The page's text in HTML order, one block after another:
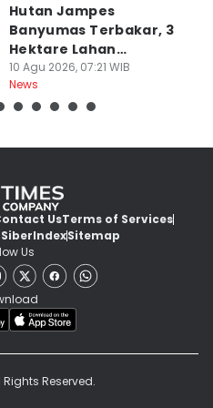
Hutan Jampes
Banyumas Terbakar, 3
Hektare Lahan
Perhutani Hangus
10 Agu 2026, 07:21 WIB
News
UsTerms of Services
IndexSitemap
Us
Rights Reserved.